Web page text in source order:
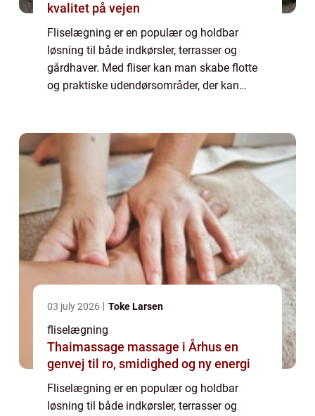
kvalitet på vejen
Fliselægning er en populær og holdbar
løsning til både indkørsler, terrasser og
gårdhaver. Med fliser kan man skabe flotte
og praktiske udendørsområder, der kan
03 july 2026 Toke Larsen
fliselægning
Thaimassage massage i Århus en
genvej til ro, smidighed og ny energi
Fliselægning er en populær og holdbar
løsning til både indkørsler, terrasser og